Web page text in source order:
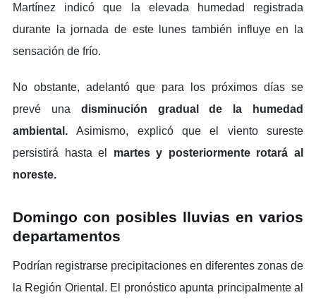
Martínez indicó que la elevada humedad registrada
durante la jornada de este lunes también influye en la
sensación de frío.
No obstante, adelantó que para los próximos días se
prevé una disminución gradual de la humedad
ambiental.Asimismo, explicó que el viento sureste
persistirá hasta el martes y posteriormente rotará al
noreste.
Domingo con posibles lluvias en varios
departamentos
Podrían registrarse precipitaciones en diferentes zonas de
la Región Oriental. El pronóstico apunta principalmente al